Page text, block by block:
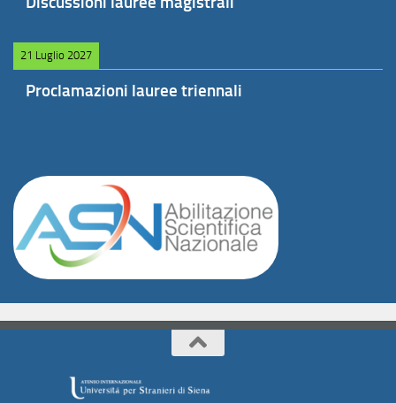
21 Luglio 2027
Proclamazioni lauree triennali